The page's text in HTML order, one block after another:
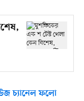
চ্যানেল ফলো